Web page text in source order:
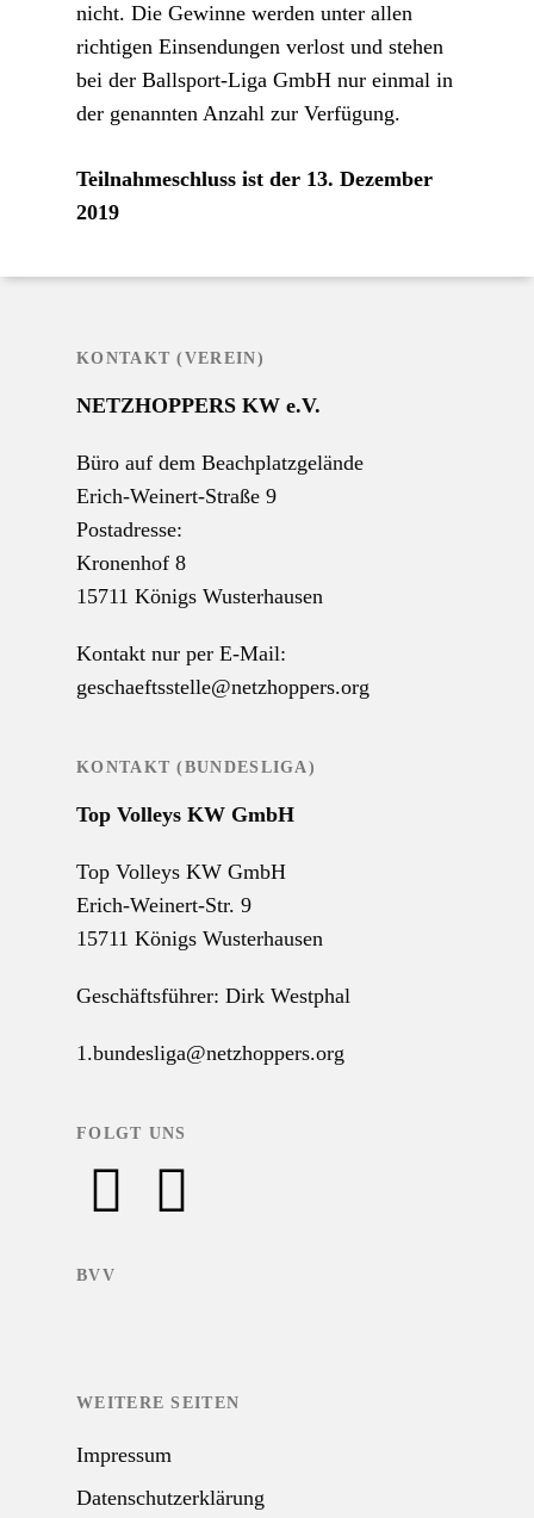
nicht. Die Gewinne werden unter allen
richtigen Einsendungen verlost und stehen
bei der Ballsport-Liga GmbH nur einmal in
der genannten Anzahl zur Verfügung.
Teilnahmeschluss ist der 13. Dezember
2019
KONTAKT (VEREIN)
NETZHOPPERS KW e.V.
Büro auf dem Beachplatzgelände
Erich-Weinert-Straße 9
Postadresse:
Kronenhof 8
15711 Königs Wusterhausen
Kontakt nur per E-Mail:
geschaeftsstelle@netzhoppers.org
KONTAKT (BUNDESLIGA)
Top Volleys KW GmbH
Top Volleys KW GmbH
Erich-Weinert-Str. 9
15711 Königs Wusterhausen
Geschäftsführer: Dirk Westphal
1.bundesliga@netzhoppers.org
FOLGT UNS
BVV
WEITERE SEITEN
Impressum
Datenschutzerklärung